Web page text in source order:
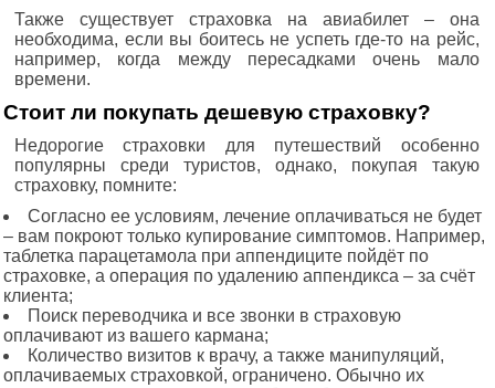
Также существует страховка на авиабилет – она
необходима, если вы боитесь не успеть где-то на рейс,
например, когда между пересадками очень мало
времени.
Стоит ли покупать дешевую страховку?
Недорогие страховки для путешествий особенно
популярны среди туристов, однако, покупая такую
страховку, помните:
Согласно ее условиям, лечение оплачиваться не будет
– вам покроют только купирование симптомов. Например,
таблетка парацетамола при аппендиците пойдёт по
страховке, а операция по удалению аппендикса – за счёт
клиента;
Поиск переводчика и все звонки в страховую
оплачивают из вашего кармана;
Количество визитов к врачу, а также манипуляций,
оплачиваемых страховкой, ограничено. Обычно их